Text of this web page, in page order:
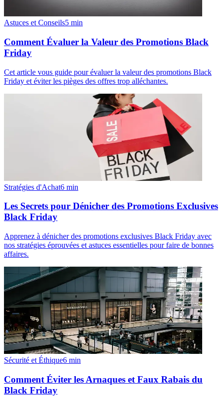
Astuces et Conseils5 min
Comment Évaluer la Valeur des Promotions Black
Friday
Cet article vous guide pour évaluer la valeur des promotions Black
Friday et éviter les pièges des offres trop alléchantes.
Stratégies d'Achat6 min
Les Secrets pour Dénicher des Promotions Exclusives
Black Friday
Apprenez à dénicher des promotions exclusives Black Friday avec
nos stratégies éprouvées et astuces essentielles pour faire de bonnes
affaires.
Sécurité et Éthique6 min
Comment Éviter les Arnaques et Faux Rabais du
Black Friday